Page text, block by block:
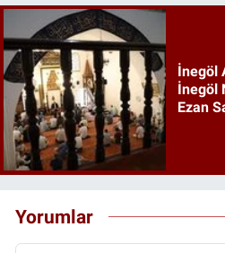
İnegöl
İnegöl
Ezan
Yorumlar